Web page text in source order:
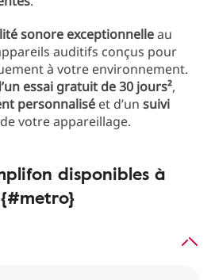
sonore exceptionnelleau
auditifs conçus pour
à votre environnement.
essai gratuit de 30 jours²,
personnalisé et d’un suivi
votre appareillage.
disponibles à
{#metro}